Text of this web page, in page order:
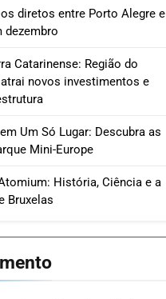
diretos entre Porto Alegre e
dezembro
Catarinense: Região do
novos investimentos e
Um Só Lugar: Descubra as
Mini-Europe
História, Ciência e a
Bruxelas